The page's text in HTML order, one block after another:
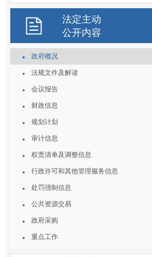
法定主动
公开内容
政府概况
法规文件及解读
会议报告
财政信息
规划计划
审计信息
权责清单及调整信息
行政许可和其他管理服务信息
处罚强制信息
公共资源交易
政府采购
重点工作
统计数据及解读